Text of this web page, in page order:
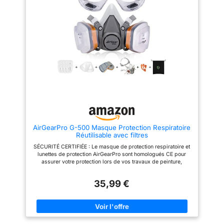
soudage, le ponçage, la
construction, la protection en
laboratoire, le travail de la
pierre et la rénovation intérieure.
(Remarque : la date indiquée
sur l’emballage des cartouches
filtrantes correspond à la date
de fabrication et non à la date
de péremption.) Filtration
organiques, la fumée, le pollen,
la poussière et les particules. Il
assure une protection optimale
contre les gaz nocifs, faisant de
lui un équipement respiratoire
idéal pour la vie quotidienne et
le travail. Confort de port : Ce
respirateur avec filtres est
une excellente étanchéité,
améliorant ainsi le confort lors
d’un port prolongé. Le harnais
autour de la poussière et des
FONCTIONS: Couverture faciale
adopte un système de double
filtration qui peut efficacement
obstruer les vapeurs/gaz
organiques,pollen,poussière et
d'autres particules dans l'air.
C'est l'appareil de protection
respiratoire idéal pour votre vie
bstances agricoles,méthanal et
irritants. Lors de travaux
mécaniques tels que
i, peinture,etc., peut empêcher
les particules poussière de
pénétrer dans les voies
COTON DE RECHANGE: Chaque
air remplaçables qui glissent à
respiratoire du peintre pour
AirGearPro G-500 Masque Protection Respiratoire
Réutilisable avec filtres
SÉCURITÉ CERTIFIÉE : Le masque de protection respiratoire et
lunettes de protection AirGearPro sont homologués CE pour
assurer votre protection lors de vos travaux de peinture,
avec un système de double filtration de classe A1P2 pour vous
particules. Les cartouches anti-gaz permettent de filtrer les
gaz et vapeurs organiques dont le point d’ébullition est
supérieur à 65° C. Le filtre anti-poussière de type P2 filtre au
35,99 €